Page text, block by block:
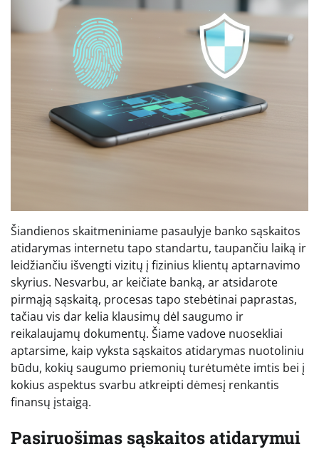
Šiandienos skaitmeniniame pasaulyje banko sąskaitos
atidarymas internetu tapo standartu, taupančiu laiką ir
leidžiančiu išvengti vizitų į fizinius klientų aptarnavimo
skyrius. Nesvarbu, ar keičiate banką, ar atsidarote
pirmąją sąskaitą, procesas tapo stebėtinai paprastas,
tačiau vis dar kelia klausimų dėl saugumo ir
reikalaujamų dokumentų. Šiame vadove nuosekliai
aptarsime, kaip vyksta sąskaitos atidarymas nuotoliniu
būdu, kokių saugumo priemonių turėtumėte imtis bei į
kokius aspektus svarbu atkreipti dėmesį renkantis
finansų įstaigą.
Pasiruošimas sąskaitos atidarymui